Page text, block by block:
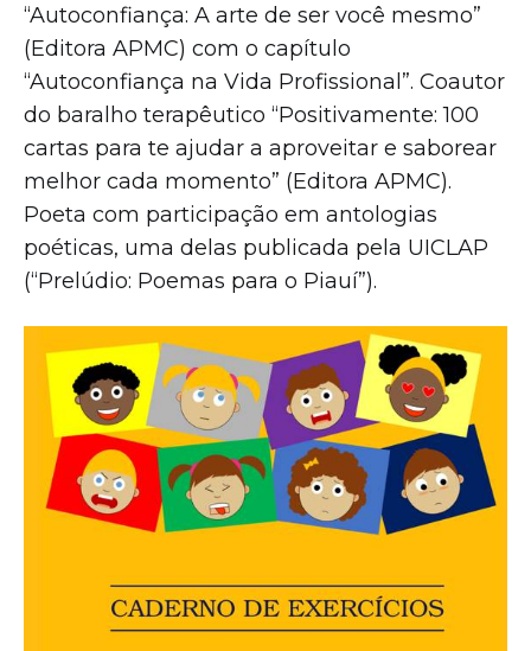
“Autoconfiança: A arte de ser você mesmo”
(Editora APMC) com o capítulo
“Autoconfiança na Vida Profissional”. Coautor
do baralho terapêutico “Positivamente: 100
cartas para te ajudar a aproveitar e saborear
melhor cada momento” (Editora APMC).
Poeta com participação em antologias
poéticas, uma delas publicada pela UICLAP
(“Prelúdio: Poemas para o Piauí”).